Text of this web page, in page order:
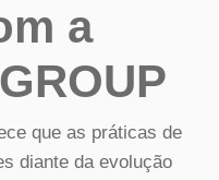
a
que as práticas de
diante da evolução